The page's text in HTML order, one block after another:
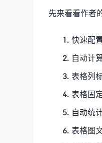
先来看看作者
快速配
自动计
表格列
表格固
自动统
表格图